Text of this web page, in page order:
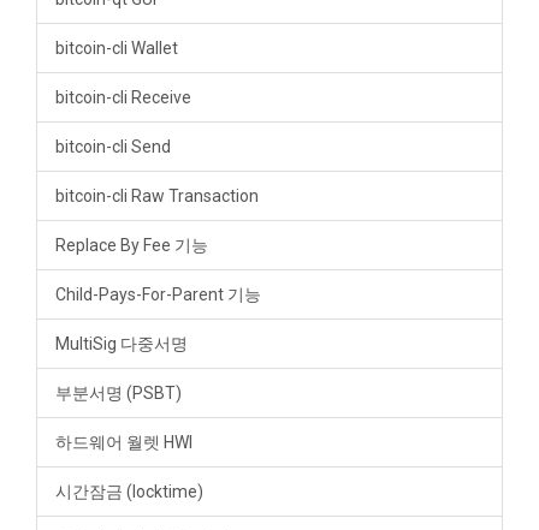
bitcoin-cli Wallet
bitcoin-cli Receive
bitcoin-cli Send
bitcoin-cli Raw Transaction
Replace By Fee 기능
Child-Pays-For-Parent 기능
MultiSig 다중서명
부분서명 (PSBT)
하드웨어 월렛 HWI
시간잠금 (locktime)